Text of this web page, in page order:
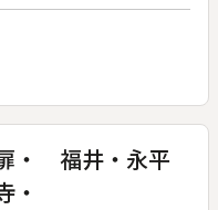
ス」を大橋純子が歌う。
・来生たかおの姉弟をゲ
曲「浅い夢」について
・ 福井・永平
・